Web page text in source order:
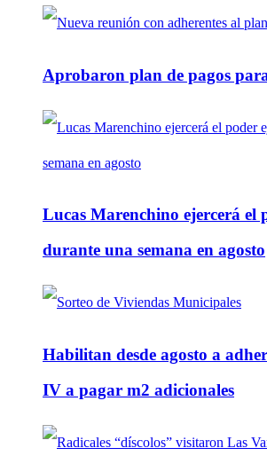
Aprobaron plan de pagos
Lucas Marenchino ejercerá el
durante una semana en agosto
Habilitan desde agosto a
IV a pagar m2 adicionales